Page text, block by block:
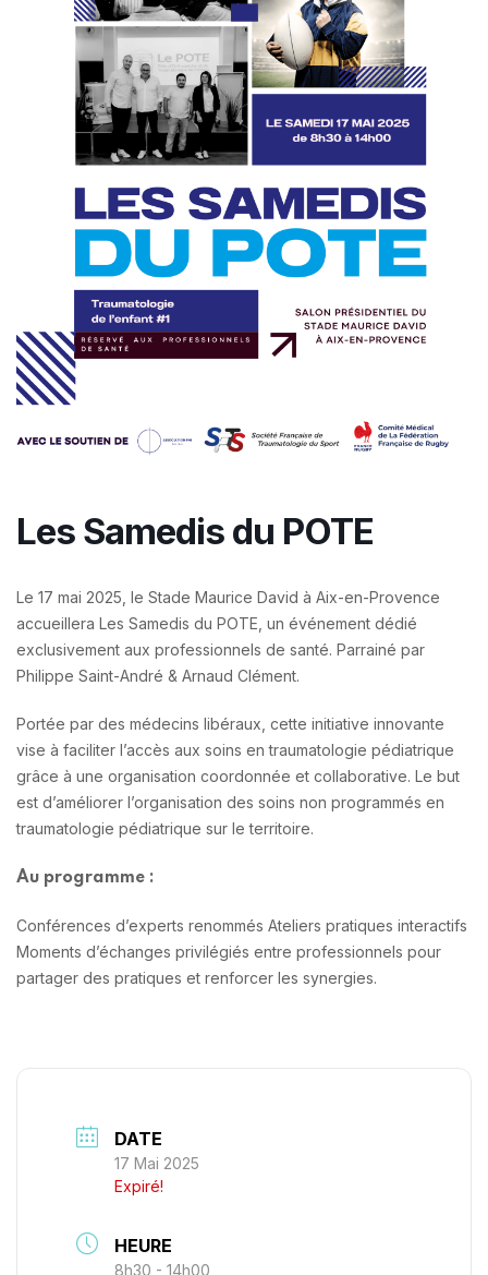
Les Samedis du POTE
Le 17 mai 2025, le Stade Maurice David à Aix-en-Provence
accueillera Les Samedis du POTE, un événement dédié
exclusivement aux professionnels de santé. Parrainé par
Philippe Saint-André & Arnaud Clément.
Portée par des médecins libéraux, cette initiative innovante
vise à faciliter l’accès aux soins en traumatologie pédiatrique
grâce à une organisation coordonnée et collaborative. Le but
est d’améliorer l’organisation des soins non programmés en
traumatologie pédiatrique sur le territoire.
Au programme :
Conférences d’experts renommés Ateliers pratiques interactifs
Moments d’échanges privilégiés entre professionnels pour
partager des pratiques et renforcer les synergies.
DATE
17 Mai 2025
Expiré!
HEURE
8h30 - 14h00